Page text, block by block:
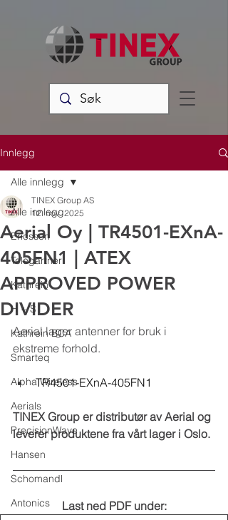
Innlegg
Alle innlegg
Ericsson
Telegärtner
Kathrein
H + S
Kathrein BCA
Smarteq
Alpha Wireless
Aerials
PrecisionWave
Hansen
Schomandl
Antonics
Alle innlegg
Aerial Oy | TR4501-EXnA-
405FN1 | ATEX
APPROVED POWER
DIVIDER
TINEX Group AS
12. nov. 2025
Aerial lager antenner for bruk i
ekstreme forhold.
TR4501-EXnA-405FN1
TINEX Group er distributør av Aerial og
leverer produktene fra vårt lager i Oslo.
Last ned PDF under: